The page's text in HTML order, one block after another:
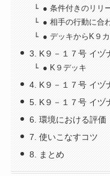
● 条件付きのリリ
● 相手の行動に合
● デッキからK９
3. K９－１７号 イヅ
● K９デッキ
4. K９－１７号 イヅ
5. K９－１７号 イヅ
6. 環境における評価
7. 使いこなすコツ
8. まとめ